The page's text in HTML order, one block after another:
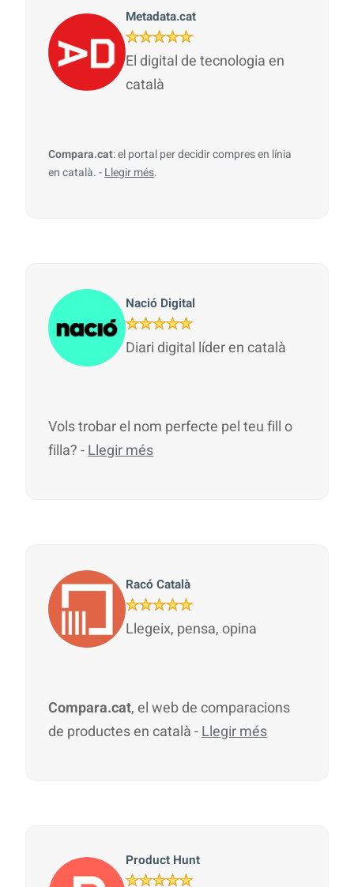
Compara.cat: el portal per decidir compres en línia
en català. -Llegir més.
Metadata.cat
El digital de tecnologia en
català
Vols trobar el nom perfecte pel teu fill o
filla? -Llegir més
Nació Digital
Diari digital líder en català
Compara.cat, el web de comparacions
de productes en català -Llegir més
Racó Català
Llegeix, pensa, opina
Product Hunt